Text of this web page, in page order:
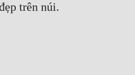
trên núi.